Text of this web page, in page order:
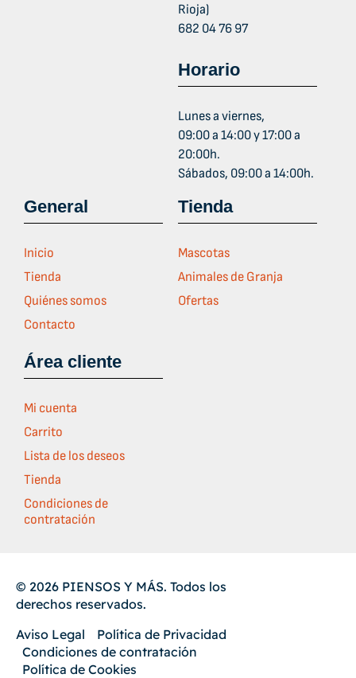
Rioja)
682 04 76 97
Horario
Lunes a viernes,
09:00 a 14:00 y 17:00 a
20:00h.
Sábados, 09:00 a 14:00h.
General
Inicio
Tienda
Quiénes somos
Contacto
Área cliente
Mi cuenta
Carrito
Lista de los deseos
Tienda
Condiciones de
contratación
Tienda
Mascotas
Animales de Granja
Ofertas
© 2026 PIENSOS Y MÁS. Todos los
derechos reservados.
Aviso Legal
Política de Privacidad
Condiciones de contratación
Política de Cookies